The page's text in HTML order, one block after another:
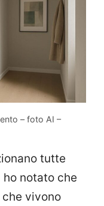
– foto AI –
tutte
notato che
vivono